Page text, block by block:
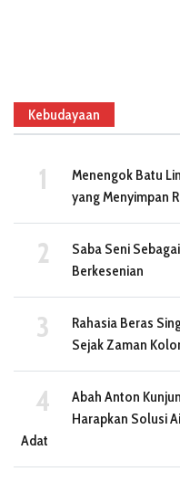
Kebudayaan
Menengok Batu
yang Menyimpan
Saba Seni
Berkesenian
Rahasia Beras
Sejak Zaman
Abah Anton
Harapkan Solusi
Adat